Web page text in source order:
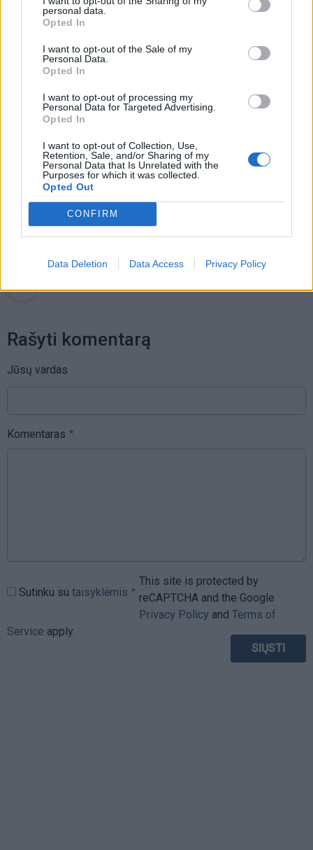
personal data.
Opted In
I want to opt-out of the Sale of my
Personal Data.
Opted In
I want to opt-out of processing my
Personal Data for Targeted Advertising.
Opted In
I want to opt-out of Collection, Use,
Retention, Sale, and/or Sharing of my
Personal Data that Is Unrelated with the
Purposes for which it was collected.
Opted Out
CONFIRM
Data Deletion Data Access Privacy Policy
60-ies: 10 kirpimų, kurie vizualiai
tris brangiausius žmones: pranešė,
Raktažodžiai darbuotojai
Rašyti komentarą
Jūsų vardas
Komentaras
Sutinku su taisyklėmis
This site is protected by
reCAPTCHA and the Google
Privacy Policy and Terms of
Service apply.